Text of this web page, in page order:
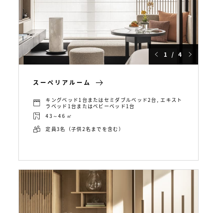
1 / 4
スーペリアルーム
キングベッド1台またはセミダブルベッド2台, エキスト
ラベッド1台またはベビーベッド1台
43～46 ㎡
定員3名（子供2名までを含む）